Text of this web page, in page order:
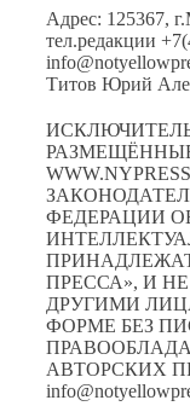
Адрес: 125367,
тел.редакции
Титов Юрий
ФЕДЕРАЦИИ
ПРЕССА», И
ДРУГИМИ
ФОРМЕ БЕЗ
АВТОРСКИХ